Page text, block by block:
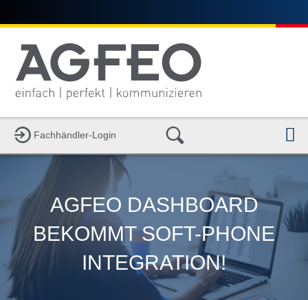
Fachhändler-Login
AGFEO DASHBOARD
BEKOMMT SOFT-PHONE
INTEGRATION!